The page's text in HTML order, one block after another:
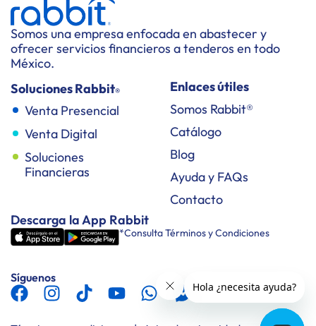
Somos una empresa enfocada en abastecer y
ofrecer servicios financieros a tenderos en todo
México.
Soluciones Rabbit®
Venta Presencial
Venta Digital
Soluciones
Financieras
Enlaces útiles
Somos Rabbit®
Catálogo
Blog
Ayuda y FAQs
Contacto
Descarga la App Rabbit
*Consulta Términos y Condiciones
Síguenos